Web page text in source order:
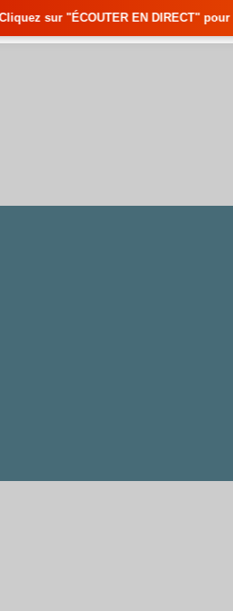
EN DIRECT" pour suivre nos